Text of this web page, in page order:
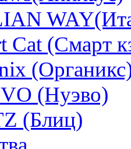
Cat (Смарт
(Нуэво)
(Блиц)